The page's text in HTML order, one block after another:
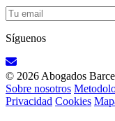
Síguenos
© 2026 Abogados
Sobre nosotros
Privacidad Cookies